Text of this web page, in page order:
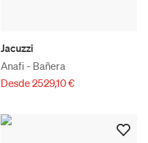
Jacuzzi
Anafi - Bañera
Desde 2529,10 €